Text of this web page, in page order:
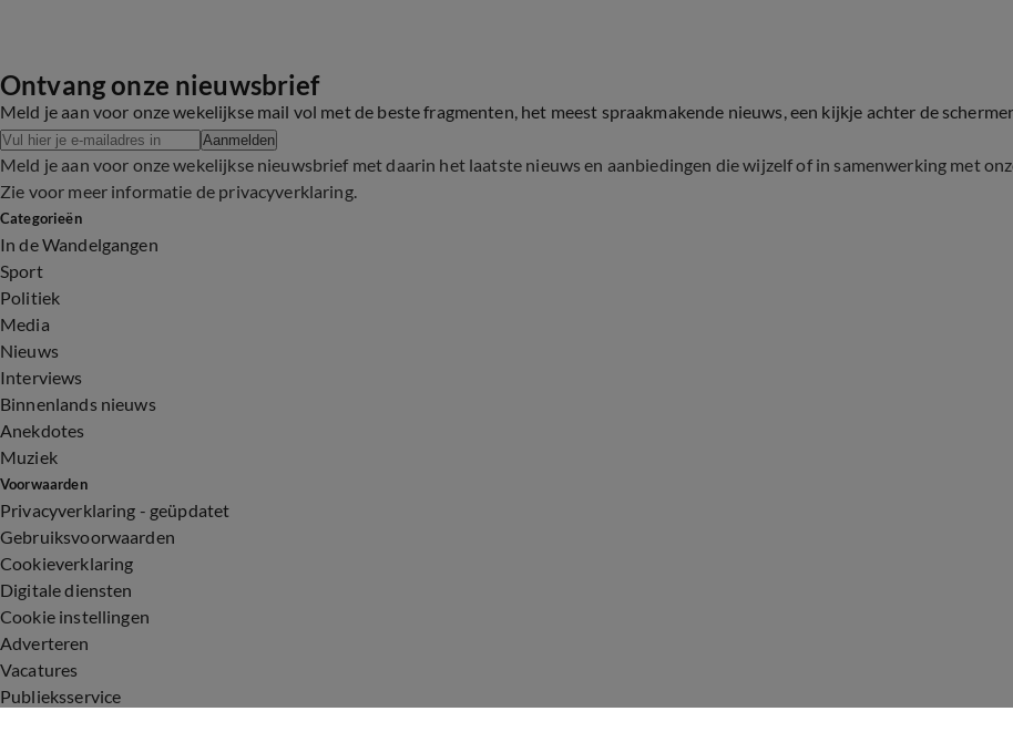
Ontvang onze nieuwsbrief
Meld je aan voor onze wekelijkse mail vol met de beste fragmenten, het meest spraakmakende nieuws, een kijkje achter de
Aanmelden
Meld je aan voor onze wekelijkse nieuwsbrief met daarin het laatste nieuws en aanbiedingen die wijzelf of in samenwerking met
Zie voor meer informatie de privacyverklaring.
Categorieën
In de Wandelgangen
Sport
Politiek
Media
Nieuws
Interviews
Binnenlands nieuws
Anekdotes
Muziek
Voorwaarden
Privacyverklaring - geüpdatet
Gebruiksvoorwaarden
Cookieverklaring
Digitale diensten
Cookie instellingen
Adverteren
Vacatures
Publieksservice